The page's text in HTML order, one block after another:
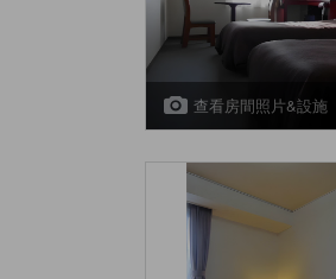
查看房間照片&設施